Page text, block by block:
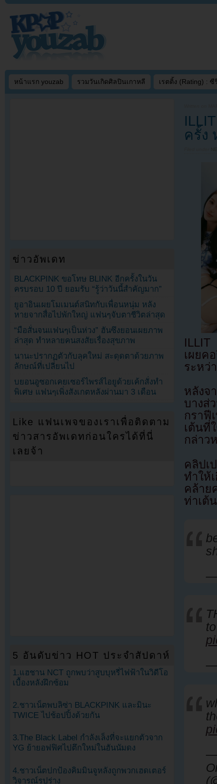
หน้าแรก youzab รวมวันเกิดศิลปินเกาหลี เรตติ้ง (Rating) : ซี
ครั้ง
เผยค
ระหว่
หลังจ
บางส่
กราฟี
เต้นที่
กล่าว
คลิปเ
ทำให้
คล้าย
ท่าเต้
—
—
—
ข่าวอัพเดท
BLACKPINK ขอโทษ BLINK อีกครั้งในวัน
ครบรอบ 10 ปี ยอมรับ “รู้ว่าวันนี้สำคัญมาก”
ยูอาอินเผยโมเมนต์สนิทกับเพื่อนหนุ่ม หลัง
หายจากสื่อไปพักใหญ่ แฟนๆจับตาชีวิตล่าสุด
“มือสั่นจนแฟนๆเป็นห่วง” ฮันซึงยอนเผยภาพ
ล่าสุด ทำหลายคนสงสัยเรื่องสุขภาพ
นานะปรากฏตัวกับลุคใหม่ สะดุดตาด้วยภาพ
ลักษณ์ที่เปลี่ยนไป
บยอนอูซอกเคยเซอร์ไพรส์ไอยูด้วยเค้กสั่งทำ
พิเศษ แฟนๆเพิ่งสังเกตหลังผ่านมา 3 เดือน
Like แฟนเพจของเราเพื่อติดตาม
ข่าวสารอัพเดทก่อนใครได้ที่นี่
เลยจ้า
5 อันดับข่าว HOT ประจำสัปดาห์
1.แฮชาน NCT ถูกพบว่าสูบบุหรี่ไฟฟ้าในวิดีโอ
เบื้องหลังฝึกซ้อม
2.ชาวเน็ตพบลิซ่า BLACKPINK และมินะ
TWICE ไปช้อปปิ้งด้วยกัน
3.The Black Label กำลังเล็งที่จะแยกตัวจาก
YG ย้ายอฟฟิศไปตึกใหม่ในฮันนัมดง
4.ชาวเน็ตปกป้องคิมมินจูหลังถูกพวกเฮดเตอร์
วิจารณ์รูปร่าง